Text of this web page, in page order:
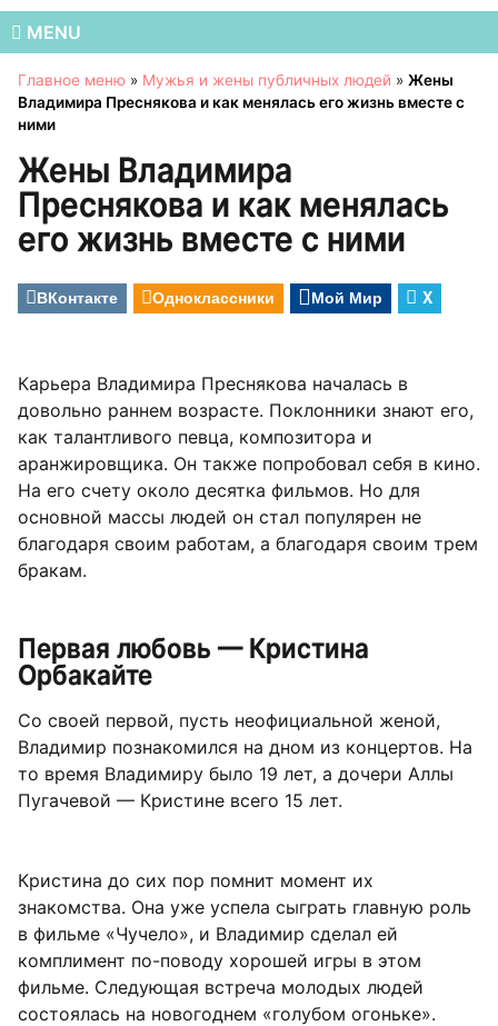
MENU
Главное меню » Мужья и жены публичных людей » Жены
Владимира Преснякова и как менялась его жизнь вместе с
ними
Жены Владимира
Преснякова и как менялась
его жизнь вместе с ними
ВКонтакте Одноклассники Мой Мир X
Карьера Владимира Преснякова началась в
довольно раннем возрасте. Поклонники знают его,
как талантливого певца, композитора и
аранжировщика. Он также попробовал себя в кино.
На его счету около десятка фильмов. Но для
основной массы людей он стал популярен не
благодаря своим работам, а благодаря своим трем
бракам.
Первая любовь — Кристина
Орбакайте
Со своей первой, пусть неофициальной женой,
Владимир познакомился на дном из концертов. На
то время Владимиру было 19 лет, а дочери Аллы
Пугачевой — Кристине всего 15 лет.
Кристина до сих пор помнит момент их
знакомства. Она уже успела сыграть главную роль
в фильме «Чучело», и Владимир сделал ей
комплимент по-поводу хорошей игры в этом
фильме. Следующая встреча молодых людей
состоялась на новогоднем «голубом огоньке».